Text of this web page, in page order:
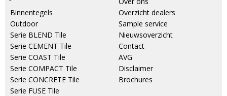
Binnentegels
Outdoor
Serie BLEND Tile
Serie CEMENT Tile
Serie COAST Tile
Serie COMPACT Tile
Serie CONCRETE Tile
Serie FUSE Tile
Overzicht dealers
Sample service
Nieuwsoverzicht
Contact
AVG
Disclaimer
Brochures